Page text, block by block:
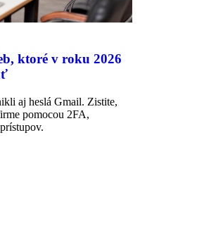
ktoré v roku 2026
aj heslá Gmail. Zistite,
pomocou 2FA,